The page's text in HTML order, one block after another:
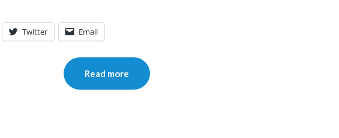
Twitter Email
Read more